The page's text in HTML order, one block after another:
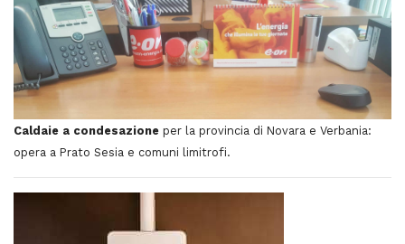
Caldaie a condesazione per la provincia di Novara e Verbania:
opera a Prato Sesia e comuni limitrofi.